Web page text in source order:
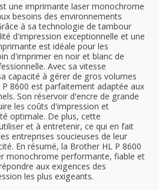
une imprimante laser monochrome
besoins des environnements
à sa technologie de tambour
d'impression exceptionnelle et une
est idéale pour les
d'imprimer en noir et blanc de
Avec sa vitesse
capacité à gérer de gros volumes
8600 est parfaitement adaptée aux
Son réservoir d'encre de grande
les coûts d'impression et
optimale. De plus, cette
et à entretenir, ce qui en fait
entreprises soucieuses de leur
En résumé, la Brother HL P 8600
monochrome performante, fiable et
aux exigences des
les plus exigeants.